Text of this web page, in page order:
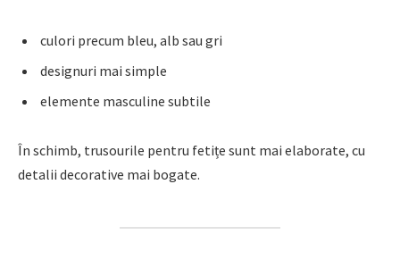
culori precum bleu, alb sau gri
designuri mai simple
elemente masculine subtile
În schimb, trusourile pentru fetițe sunt mai elaborate, cu
detalii decorative mai bogate.